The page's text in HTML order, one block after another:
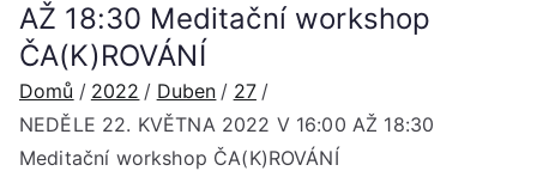
AŽ 18:30 Meditační workshop
ČA(K)ROVÁNÍ
Domů 2022 Duben
27
NEDĚLE 22. KVĚTNA 2022 V 16:00 AŽ 18:30
Meditační workshop ČA(K)ROVÁNÍ